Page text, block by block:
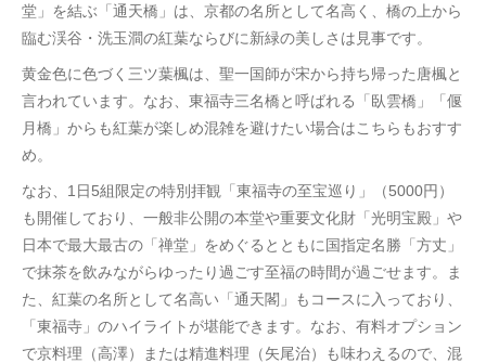
堂」を結ぶ「通天橋」は、京都の名所として名高く、橋の上から
臨む渓谷・洗玉澗の紅葉ならびに新緑の美しさは見事です。
黄金色に色づく三ツ葉楓は、聖一国師が宋から持ち帰った唐楓と
言われています。なお、東福寺三名橋と呼ばれる「臥雲橋」「偃
月橋」からも紅葉が楽しめ混雑を避けたい場合はこちらもおすす
め。
なお、1日5組限定の特別拝観「東福寺の至宝巡り」（5000円）
も開催しており、一般非公開の本堂や重要文化財「光明宝殿」や
日本で最大最古の「禅堂」をめぐるとともに国指定名勝「方丈」
で抹茶を飲みながらゆったり過ごす至福の時間が過ごせます。ま
た、紅葉の名所として名高い「通天閣」もコースに入っており、
「東福寺」のハイライトが堪能できます。なお、有料オプション
で京料理（高澤）または精進料理（矢尾治）も味わえるので、混